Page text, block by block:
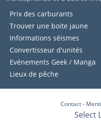
Prix des carburants
Trouver une boite jaune
Informations séismes
Convertisseur d'unités
Evénements Geek / Manga
Lieux de pêche
Contact-
Select